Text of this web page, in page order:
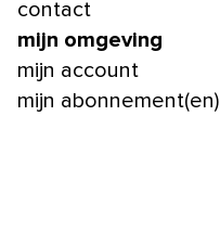
contact
mijn omgeving
mijn account
mijn abonnement(en)